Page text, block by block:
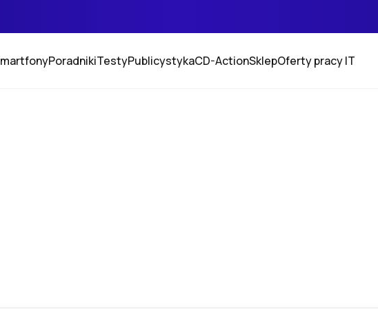
PoradnikiTestyPublicystykaCD-ActionSklepOferty pracy IT